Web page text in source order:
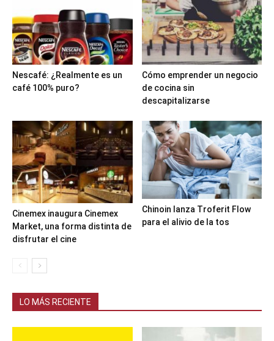
Nescafé: ¿Realmente es un
café 100% puro?
Cómo emprender un negocio
de cocina sin
descapitalizarse
Cinemex inaugura Cinemex
Market, una forma distinta de
disfrutar el cine
Chinoin lanza Troferit Flow
para el alivio de la tos
LO MÁS RECIENTE